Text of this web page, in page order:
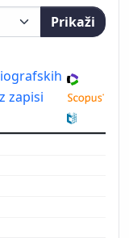
Prikaži
zapisi